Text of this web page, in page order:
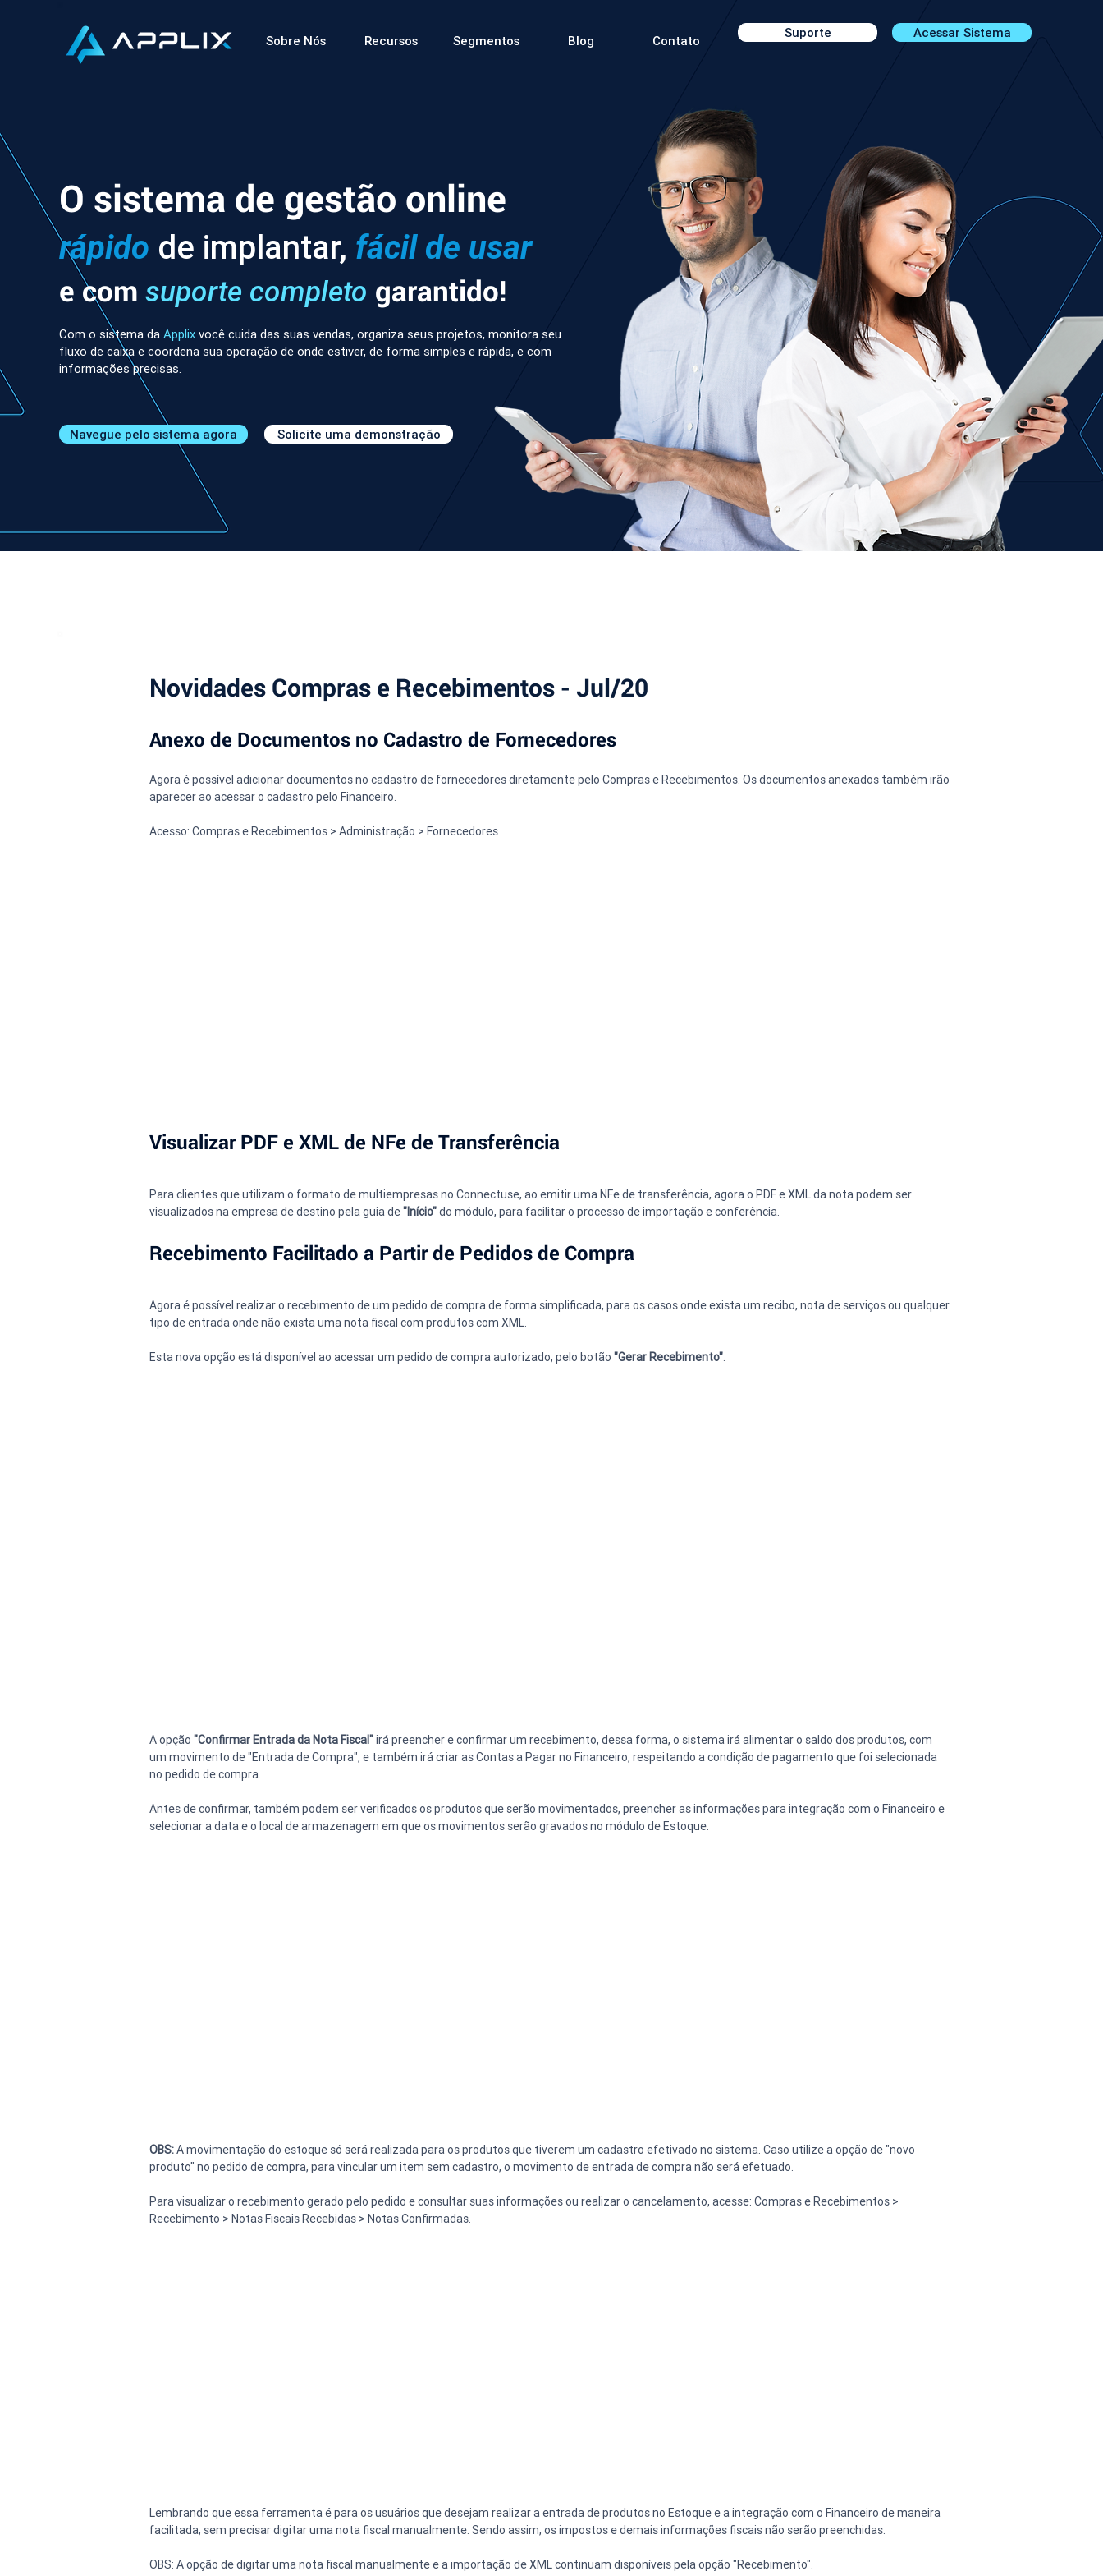
Sobre Nós Recursos Segmentos Blog Contato
Suporte Acessar Sistema
Com o sistema da Applix você cuida das suas vendas, organiza seus projetos, monitora seu
fluxo de caixa e coordena sua operação de onde estiver, de forma simples e rápida, e com
informações precisas.
Navegue pelo sistema agora Solicite uma demonstração
O sistema de gestão online
rápido de implantar, fácil de usar
e com suporte completo garantido!
Novidades Compras e Recebimentos - Jul/20
Anexo de Documentos no Cadastro de Fornecedores
Agora é possível adicionar documentos no cadastro de fornecedores diretamente pelo Compras e Recebimentos. Os documentos anexados também irão
aparecer ao acessar o cadastro pelo Financeiro.
Acesso: Compras e Recebimentos > Administração > Fornecedores
Visualizar PDF e XML de NFe de Transferência
Para clientes que utilizam o formato de multiempresas no Connectuse, ao emitir uma NFe de transferência, agora o PDF e XML da nota podem ser
visualizados na empresa de destino pela guia de "Início" do módulo, para facilitar o processo de importação e conferência.
Recebimento Facilitado a Partir de Pedidos de Compra
Agora é possível realizar o recebimento de um pedido de compra de forma simplificada, para os casos onde exista um recibo, nota de serviços ou qualquer
tipo de entrada onde não exista uma nota fiscal com produtos com XML.
Esta nova opção está disponível ao acessar um pedido de compra autorizado, pelo botão "Gerar Recebimento".
A opção "Confirmar Entrada da Nota Fiscal" irá preencher e confirmar um recebimento, dessa forma, o sistema irá alimentar o saldo dos produtos, com
um movimento de "Entrada de Compra", e também irá criar as Contas a Pagar no Financeiro, respeitando a condição de pagamento que foi selecionada
no pedido de compra.
Antes de confirmar, também podem ser verificados os produtos que serão movimentados, preencher as informações para integração com o Financeiro e
selecionar a data e o local de armazenagem em que os movimentos serão gravados no módulo de Estoque.
OBS: A movimentação do estoque só será realizada para os produtos que tiverem um cadastro efetivado no sistema. Caso utilize a opção de "novo
produto" no pedido de compra, para vincular um item sem cadastro, o movimento de entrada de compra não será efetuado.
Para visualizar o recebimento gerado pelo pedido e consultar suas informações ou realizar o cancelamento, acesse: Compras e Recebimentos >
Recebimento > Notas Fiscais Recebidas > Notas Confirmadas.
Lembrando que essa ferramenta é para os usuários que desejam realizar a entrada de produtos no Estoque e a integração com o Financeiro de maneira
facilitada, sem precisar digitar uma nota fiscal manualmente. Sendo assim, os impostos e demais informações fiscais não serão preenchidas.
OBS: A opção de digitar uma nota fiscal manualmente e a importação de XML continuam disponíveis pela opção "Recebimento".